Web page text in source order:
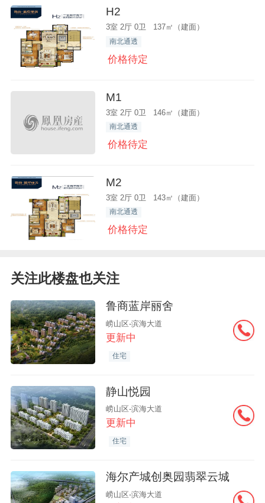
H2
3室 2厅 0卫 137㎡（建面）
南北通透
价格待定
M1
3室 2厅 0卫 146㎡（建面）
南北通透
价格待定
M2
3室 2厅 0卫 143㎡（建面）
南北通透
价格待定
关注此楼盘也关注
鲁商蓝岸丽舍
崂山区-滨海大道
更新中
住宅
静山悦园
崂山区-滨海大道
更新中
住宅
海尔产城创奥园翡翠云城
崂山区-滨海大道